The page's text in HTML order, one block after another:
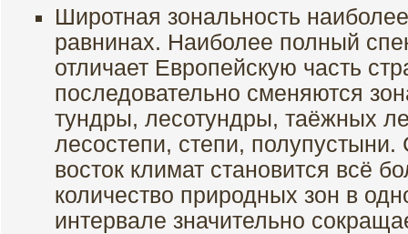
Широтная зональность
равнинах. Наиболее полный
отличает Европейскую часть
последовательно сменяются
тундры, лесотундры, таёжных
лесостепи, степи,
восток климат становится всё
количество природных зон в
интервале значительно